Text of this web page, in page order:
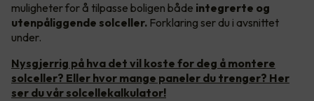
muligheter for å tilpasse boligen både integrerte og
utenpåliggende solceller. Forklaring ser du i avsnittet
under.
Nysgjerrig på hva det vil koste for deg å montere
solceller? Eller hvor mange paneler du trenger? Her
ser du vår solcellekalkulator!